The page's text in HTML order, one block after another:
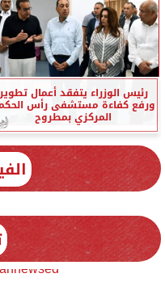
رئيس الوزراء يتفقد أعمال تطوير
ورفع كفاءة مستشفى رأس
المركزي بمطروح